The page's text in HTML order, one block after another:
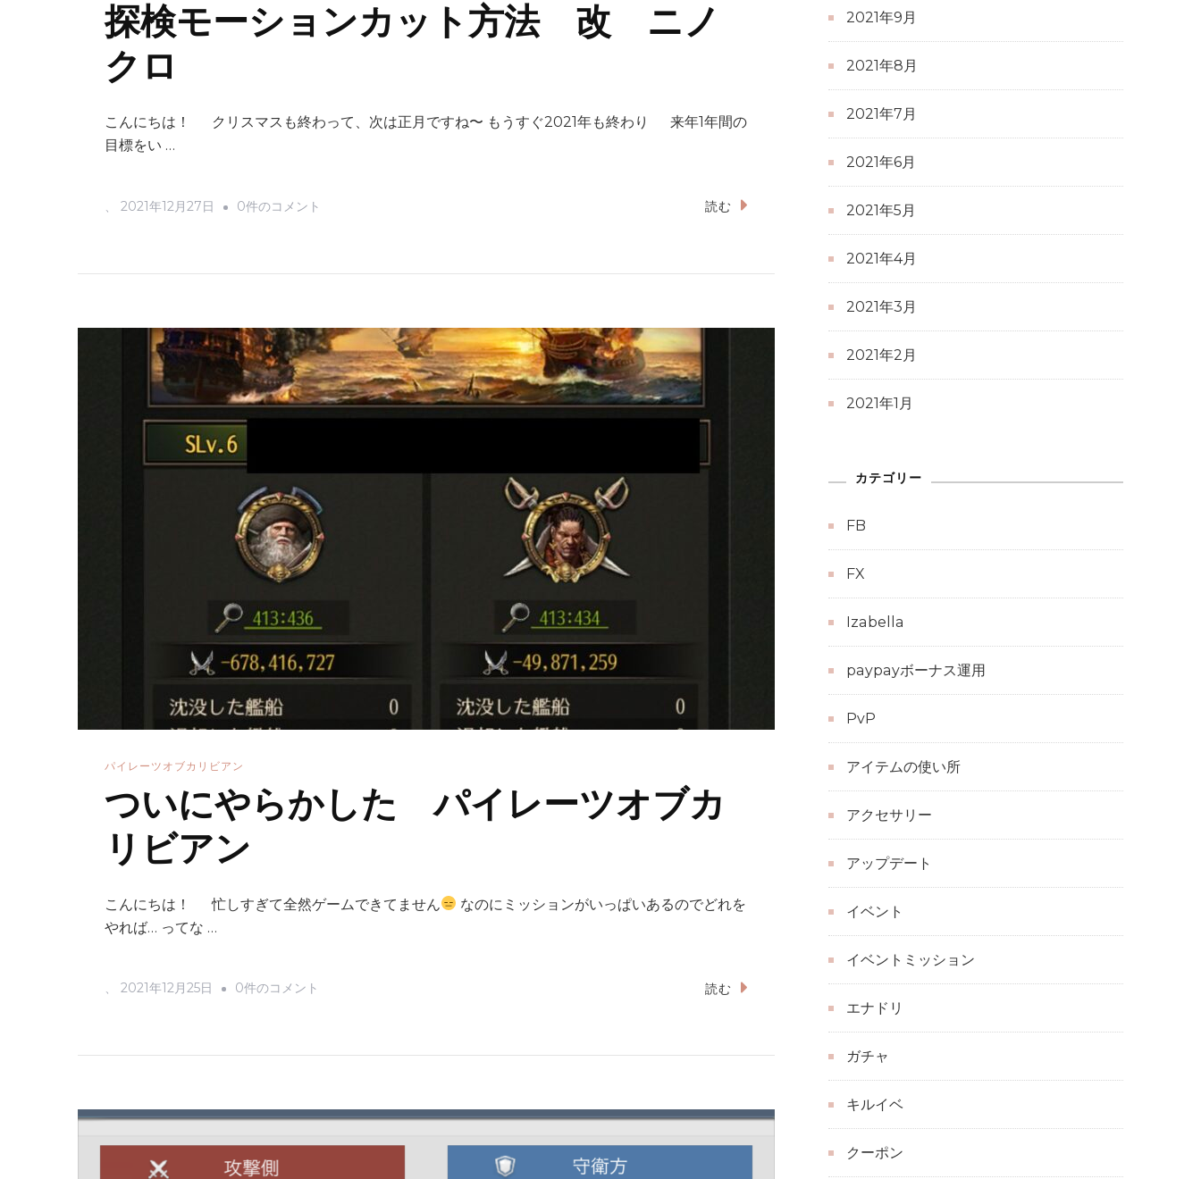
探検モーションカット方法 改 ニノ
クロ
こんにちは！ クリスマスも終わって、次は正月ですね〜 もうすぐ2021年も終わり 来年1年間の
目標をい …
、 2021年12月27日
探
ョ
ン
カ
ッ
ト
方
法
改
ニ
ノ
ロ
へ
の
0件のコメント 読む
パイレーツオブカリビアン
ついにやらかした パイレーツオブカ
リビアン
こんにちは！ 忙しすぎて全然ゲームできてません
なのにミッションがいっぱいあるのでどれを
やれば… ってな …
、 2021年12月25日
つ
か
し
た
0件のコメント 読む
2021年9月
2021年8月
2021年7月
2021年6月
2021年5月
2021年4月
2021年3月
2021年2月
2021年1月
カテゴリー
FB
FX
Izabella
paypayボーナス運用
PvP
アイテムの使い所
アクセサリー
アップデート
イベント
イベントミッション
エナドリ
ガチャ
キルイベ
クーポン